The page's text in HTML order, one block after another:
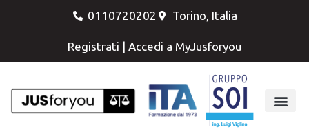
0110720202 Torino, Italia
Registrati | Accedi a MyJusforyou